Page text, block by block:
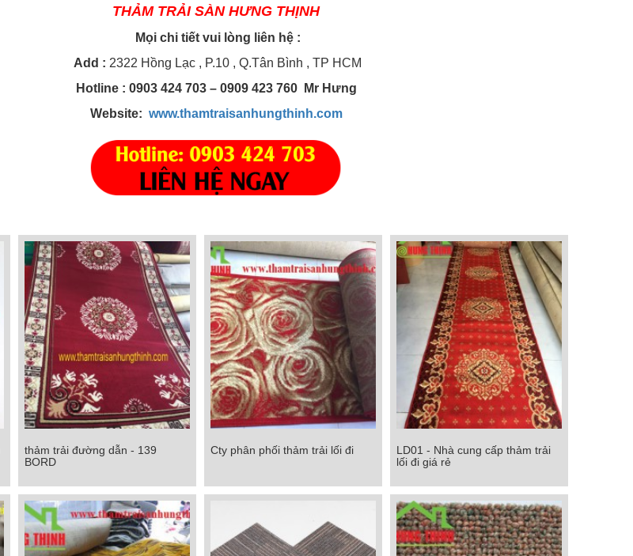
THẢM TRẢI SÀN HƯNG THỊNH
Mọi chi tiết vui lòng liên hệ :
Add : 2322 Hồng Lạc , P.10 , Q.Tân Bình , TP HCM
Hotline: 0903 424 703 – 0909 423 760 Mr Hưng
Website: www.thamtraisanhungthinh.com
thảm trải đường dẫn - 139 BORD
thảm trải đường dẫn - 139
BORD
Cty phân phối thảm trải lối đi
Cty phân phối thảm trải lối đi
LD01 - Nhà cung cấp thảm trải lối
Chi tiết
LD01 - Nhà cung cấp thảm trải
lối đi giá rẻ